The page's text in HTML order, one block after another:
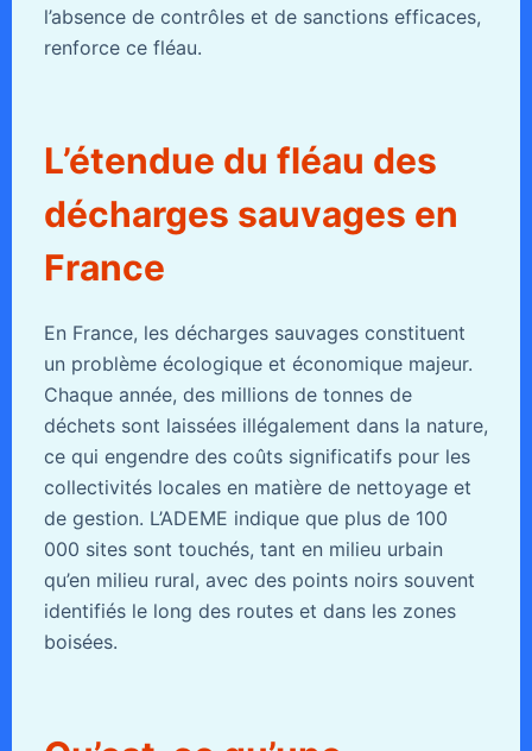
l’absence de contrôles et de sanctions efficaces,
renforce ce fléau.
L’étendue du fléau des
décharges sauvages en
France
En France, les décharges sauvages constituent
un problème écologique et économique majeur.
Chaque année, des millions de tonnes de
déchets sont laissées illégalement dans la nature,
ce qui engendre des coûts significatifs pour les
collectivités locales en matière de nettoyage et
de gestion. L’ADEME indique que plus de 100
000 sites sont touchés, tant en milieu urbain
qu’en milieu rural, avec des points noirs souvent
identifiés le long des routes et dans les zones
boisées.